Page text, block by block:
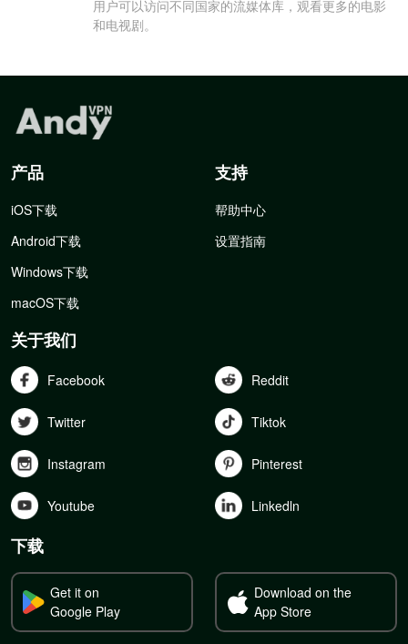
用户可以访问不同国家的流媒体库，观看更多的电影
和电视剧。
产品
iOS下载
Android下载
Windows下载
macOS下载
支持
帮助中心
设置指南
关于我们
Facebook Reddit
Twitter Tiktok
Instagram Pinterest
Youtube Linkedln
下载
Get it on
Google Play
Download on the
App Store